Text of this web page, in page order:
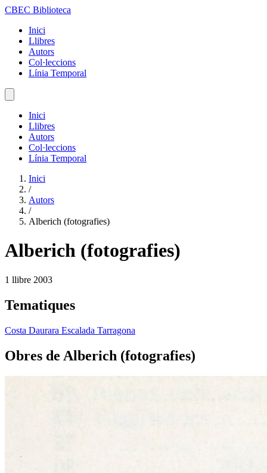
CBEC Biblioteca
Inici
Llibres
Autors
Col·leccions
Línia Temporal
Inici
Llibres
Autors
Col·leccions
Línia Temporal
Inici
/
Autors
/
Alberich (fotografies)
Alberich (fotografies)
1 llibre 2003
Tematiques
Costa Daurara Escalada Tarragona
Obres de Alberich (fotografies)